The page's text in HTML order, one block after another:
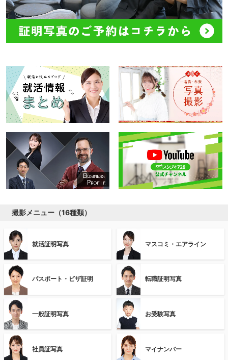
撮影メニュー（16種類）
就活証明写真 マスコミ・エアライン
パスポート・ビザ証明 転職証明写真
一般証明写真 お受験写真
社員証写真 マイナンバー